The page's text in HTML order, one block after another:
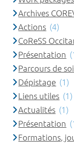
Archives
Actions (4)
CoReSS
Présentation
Parcours de
Dépistage (1)
Liens utiles (1)
Actualités (1)
Présentation
Formations,